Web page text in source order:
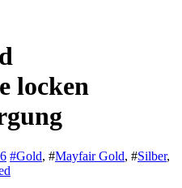
locken
#Gold, #Mayfair Gold, #Silber,